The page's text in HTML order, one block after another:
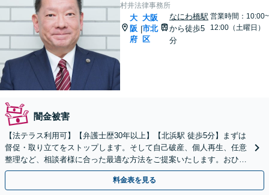
村井法律事務所
大
阪
府
|
大阪
市北
区
なにわ橋駅
から徒歩5
分
営業時間：10:00~
12:00（土曜日）
闇金被害
【法テラス利用可】【弁護士歴30年以上】【北浜駅 徒歩5分】まずは
督促・取り立てをストップします。そして自己破産、個人再生、任意
整理など、相談者様に合った最適な方法をご提案いたします。おひと
りで悩まず、ぜひご相談ください。【法人破産も対応】
料金表を見る